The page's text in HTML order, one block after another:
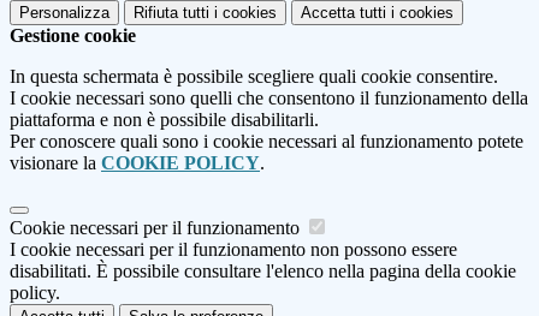
Personalizza Rifiuta tutti i cookies Accetta tutti i cookies
Gestione cookie
In questa schermata è possibile scegliere quali cookie consentire.
I cookie necessari sono quelli che consentono il funzionamento della
piattaforma e non è possibile disabilitarli.
Per conoscere quali sono i cookie necessari al funzionamento potete
visionare la COOKIE POLICY.
Cookie necessari per il funzionamento
I cookie necessari per il funzionamento non possono essere
disabilitati. È possibile consultare l'elenco nella pagina della cookie
policy.